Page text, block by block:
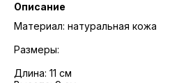
Описание
Материал: натуральная кожа
Размеры:
Длина: 11 см